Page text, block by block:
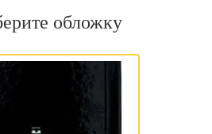
обложку